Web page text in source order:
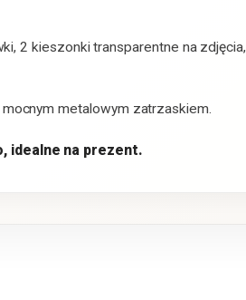
2 kieszonki transparentne na zdjęcia,
metalowym zatrzaskiem.
idealne na prezent.